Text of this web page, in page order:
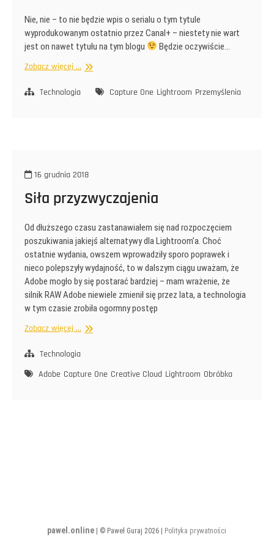
Nie, nie – to nie będzie wpis o serialu o tym tytule
wyprodukowanym ostatnio przez Canal+ – niestety nie wart
jest on nawet tytułu na tym blogu
Będzie oczywiście…
Zobacz więcej ... Wojna
Technologia
Capture One Lightroom Przemyślenia
16 grudnia 2018
Siła przyzwyczajenia
Od dłuższego czasu zastanawiałem się nad rozpoczęciem
poszukiwania jakiejś alternatywy dla Lightroom’a. Choć
ostatnie wydania, owszem wprowadziły sporo poprawek i
nieco polepszyły wydajność, to w dalszym ciągu uważam, że
Adobe mogło by się postarać bardziej – mam wrażenie, że
silnik RAW Adobe niewiele zmienił się przez lata, a technologia
w tym czasie zrobiła ogormny postęp
Zobacz więcej ... Siła
Technologia
Adobe Capture One Creative Cloud Lightroom Obróbka
pawel.online | © Paweł Guraj 2026 | Polityka prywatności